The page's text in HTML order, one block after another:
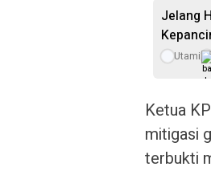
Jelang
Utami
Ketua
mitigasi
terbukti